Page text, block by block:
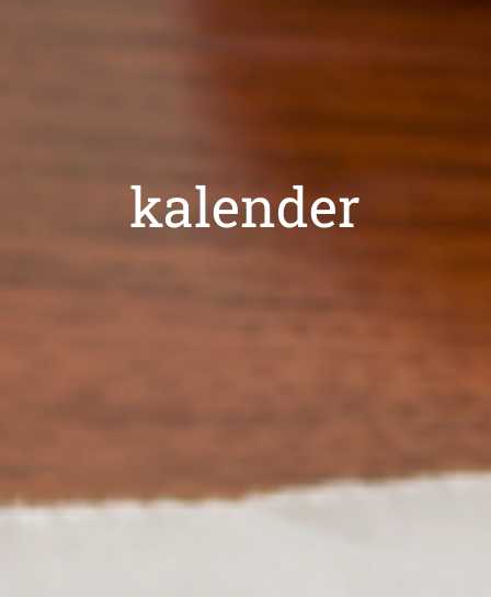
kalender